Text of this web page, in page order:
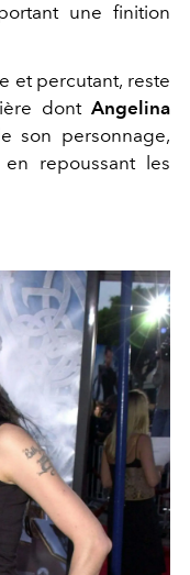
une finition
et percutant, reste
dont Angelina
son personnage,
repoussant les